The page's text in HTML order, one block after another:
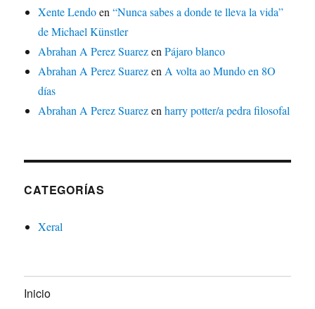
Xente Lendoen“Nunca sabes a donde te lleva la vida”
de Michael Künstler
Abrahan A Perez SuarezenPájaro blanco
Abrahan A Perez Suarezen A volta ao Mundo en 8O
días
Abrahan A Perez Suarezenharry potter/a pedra filosofal
CATEGORÍAS
Xeral
Inicio